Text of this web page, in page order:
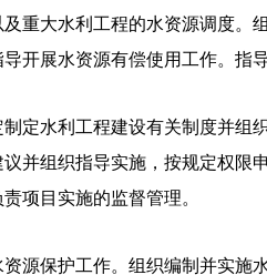
重大水利工程的水资源调度。
开展水资源有偿使用工作。指
制定水利工程建设有关制度并组
并组织指导实施，按规定权限
责项目实施的监督管理。
资源保护工作。组织编制并实